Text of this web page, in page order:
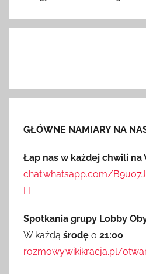
GŁÓWNE NAMIARY NA
Łap nas w każdej chwili na
chat.whatsapp.com/
H
Spotkania grupy Lobby
W każdą środę o 21:00
rozmowy.wikikracja.pl/